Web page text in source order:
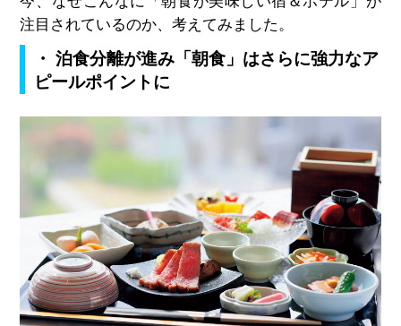
注目されているのか、考えてみました。
・ 泊食分離が進み「朝食」はさらに強力なア
ピールポイントに